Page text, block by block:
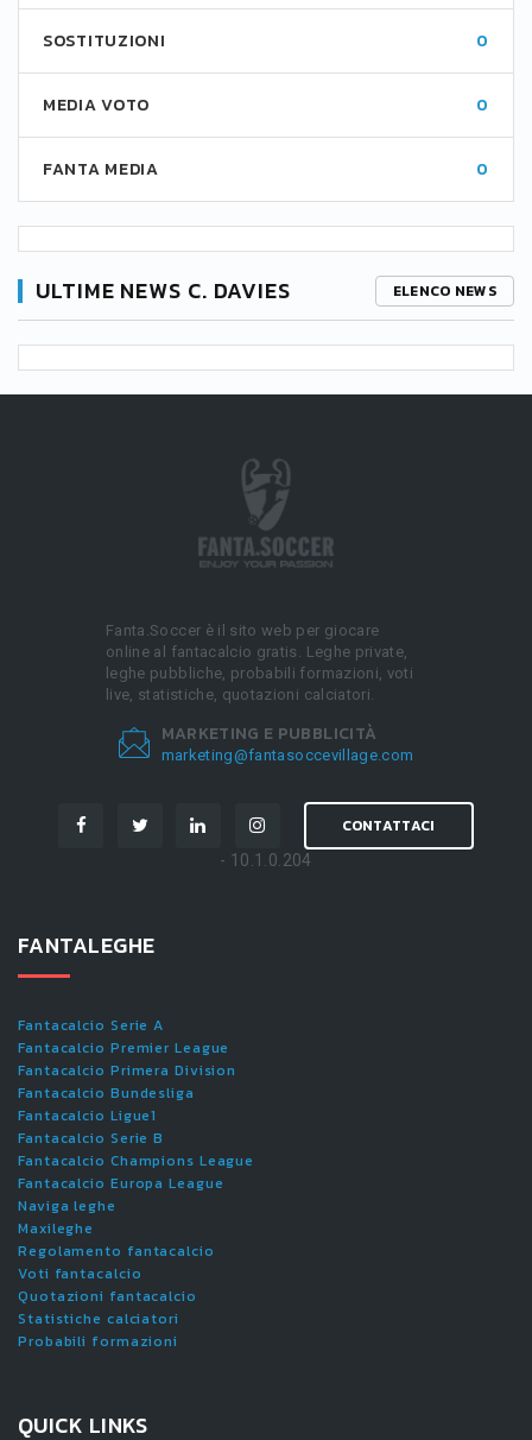
SOSTITUZIONI 0
MEDIA VOTO 0
FANTA MEDIA 0
ULTIME NEWS C. DAVIES ELENCO NEWS
Fanta.Soccer è il sito web per giocare
online al fantacalcio gratis. Leghe private,
leghe pubbliche, probabili formazioni, voti
live, statistiche, quotazioni calciatori.
MARKETING E PUBBLICITÀ
marketing@fantasoccevillage.com
CONTATTACI
- 10.1.0.204
FANTALEGHE
Fantacalcio Serie A
Fantacalcio Premier League
Fantacalcio Primera Division
Fantacalcio Bundesliga
Fantacalcio Ligue1
Fantacalcio Serie B
Fantacalcio Champions League
Fantacalcio Europa League
Naviga leghe
Maxileghe
Regolamento fantacalcio
Voti fantacalcio
Quotazioni fantacalcio
Statistiche calciatori
Probabili formazioni
QUICK LINKS